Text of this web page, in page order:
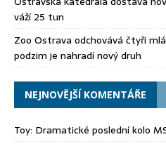
váží 25 tun
Zoo Ostrava odchovává čtyři
podzim je nahradí nový druh
NEJNOVĚJŠÍ KOMENTÁŘE
Toy: Dramatické poslední kolo